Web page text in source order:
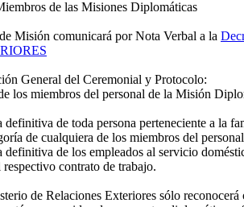
de las Misiones Diplomáticas
Misión comunicará por Nota Verbal a la
General del Ceremonial y Protocolo:
los miembros del personal de la Misión
de toda persona perteneciente a la
de cualquiera de los miembros del
de los empleados al servicio
contrato de trabajo.
de Relaciones Exteriores sólo reconocerá